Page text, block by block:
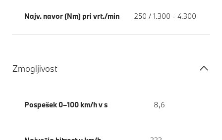
Najv. navor (Nm) pri vrt./min 250 / 1.300 - 4.300
Zmogljivost
Pospešek 0–100 km/h v s 8,6